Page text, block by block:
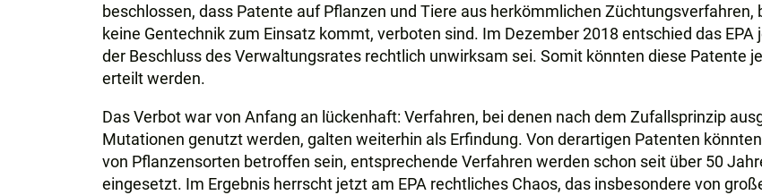
beschlossen, dass Patente auf Pflanzen und Tiere aus herkömmlichen Züchtungsverfahren,
keine Gentechnik zum Einsatz kommt, verboten sind. Im Dezember 2018 entschied das EPA
der Beschluss des Verwaltungsrates rechtlich unwirksam sei. Somit könnten diese Patente
erteilt werden.
Das Verbot war von Anfang an lückenhaft: Verfahren, bei denen nach dem Zufallsprinzip
Mutationen genutzt werden, galten weiterhin als Erfindung. Von derartigen Patenten
von Pflanzensorten betroffen sein, entsprechende Verfahren werden schon seit über 50
eingesetzt. Im Ergebnis herrscht jetzt am EPA rechtliches Chaos, das insbesondere von